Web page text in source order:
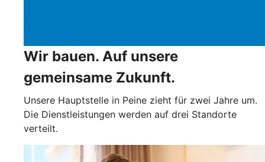
Wir bauen. Auf unsere
gemeinsame Zukunft.
Unsere Hauptstelle in Peine zieht für zwei Jahre um.
Die Dienstleistungen werden auf drei Standorte
verteilt.